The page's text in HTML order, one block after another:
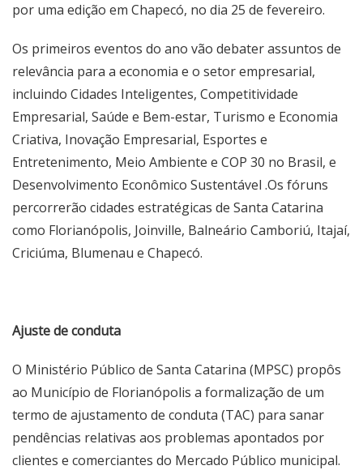
por uma edição em Chapecó, no dia 25 de fevereiro.
Os primeiros eventos do ano vão debater assuntos de
relevância para a economia e o setor empresarial,
incluindo Cidades Inteligentes, Competitividade
Empresarial, Saúde e Bem-estar, Turismo e Economia
Criativa, Inovação Empresarial, Esportes e
Entretenimento, Meio Ambiente e COP 30 no Brasil, e
Desenvolvimento Econômico Sustentável .Os fóruns
percorrerão cidades estratégicas de Santa Catarina
como Florianópolis, Joinville, Balneário Camboriú, Itajaí,
Criciúma, Blumenau e Chapecó.
Ajuste de conduta
O Ministério Público de Santa Catarina (MPSC) propôs
ao Município de Florianópolis a formalização de um
termo de ajustamento de conduta (TAC) para sanar
pendências relativas aos problemas apontados por
clientes e comerciantes do Mercado Público municipal.